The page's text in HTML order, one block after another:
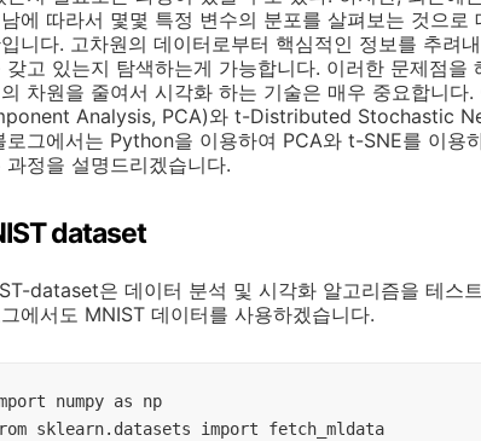
에 따라서 몇몇 특정 변수의 분포를 살펴보는 것으로
니다. 고차원의 데이터로부터 핵심적인 정보를 추려
갖고 있는지 탐색하는게 가능합니다. 이러한 문제점을
차원을 줄여서 시각화 하는 기술은 매우 중요합니
Analysis, PCA)와 t-Distributed Stochastic
로그에서는 Python을 이용하여 PCA와 t-SNE를 이용
과정을 설명드리겠습니다.
dataset
dataset은 데이터 분석 및 시각화 알고리즘을 테스
에서도 MNIST 데이터를 사용하겠습니다.
numpy as np
sklearn.datasets import fetch_mldata